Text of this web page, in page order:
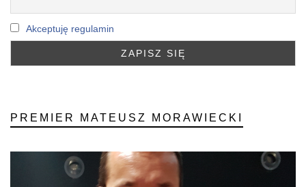
Akceptuję regulamin
PREMIER MATEUSZ MORAWIECKI